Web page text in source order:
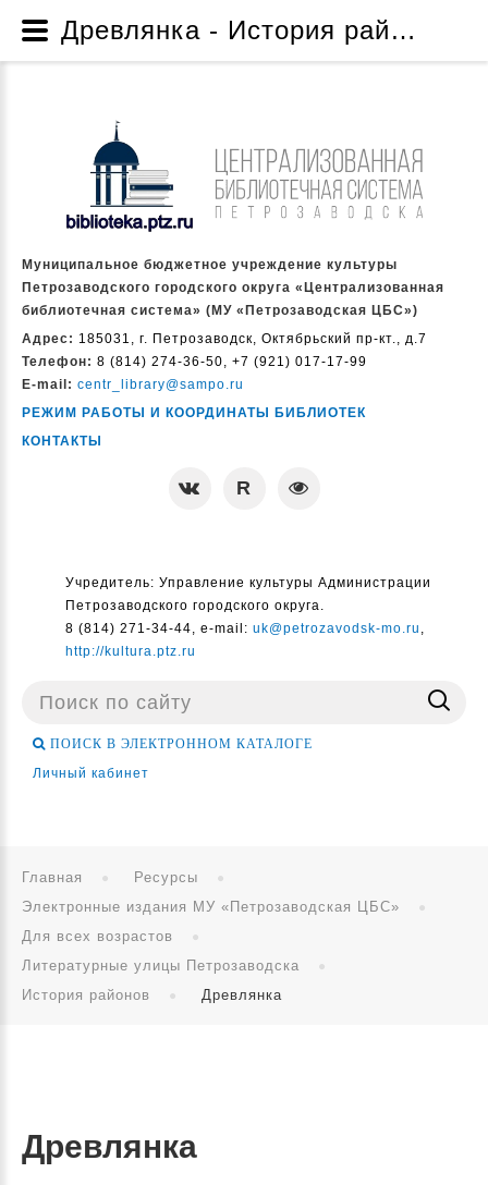
Муниципальное бюджетное учреждение культуры
Петрозаводского городского округа «Централизованная
библиотечная система» (МУ «Петрозаводская ЦБС»)
Адрес: 185031, г. Петрозаводск, Октябрьский пр-кт., д.7
Телефон: 8 (814) 274-36-50, +7 (921) 017-17-99
E-mail: centr_library@sampo.ru
РЕЖИМ РАБОТЫ И КООРДИНАТЫ БИБЛИОТЕК
КОНТАКТЫ
Учредитель: Управление культуры Администрации
Петрозаводского городского округа.
8 (814) 271-34-44, e-mail: uk@petrozavodsk-mo.ru ,
http://kultura.ptz.ru
Поиск
ПОИСК В ЭЛЕКТРОННОМ КАТАЛОГЕ
Личный кабинет
Главная
Ресурсы
Электронные издания МУ «Петрозаводская ЦБС»
Для всех возрастов
Литературные улицы Петрозаводска
История районов
Древлянка
Древлянка
Древлянка - История районов - Литературные улицы Петрозаводска - Для всех возрастов - Электронные издания МУ «Петрозаводская ЦБС» - Ресурсы - Муниципальное бюджетное учреждение культуры Петрозаводского городского округа «Централизованная библиотечная система» (МУ «Петрозаводская ЦБС»)